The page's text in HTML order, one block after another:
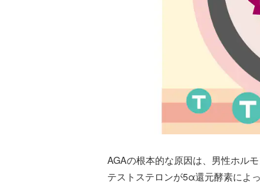
AGAの根本的な原因は、男性ホル
テストステロンが5α還元酵素によ